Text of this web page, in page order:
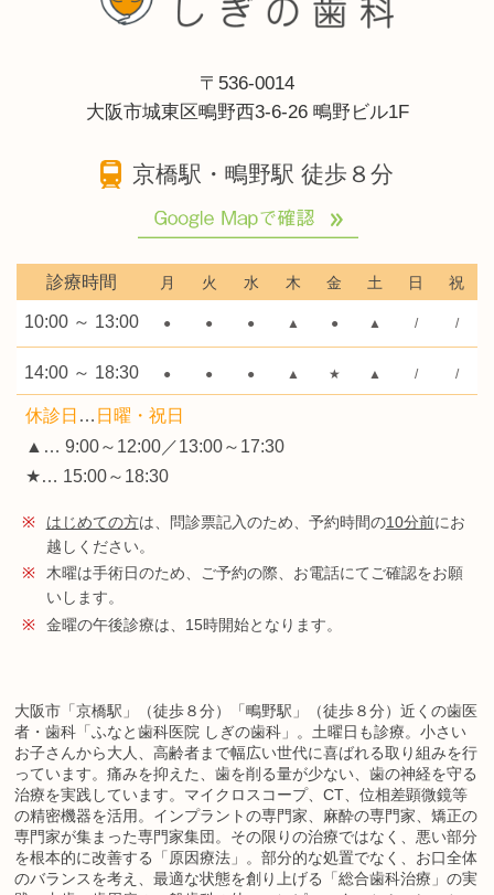
〒536-0014
大阪市城東区鴫野西3-6-26 鴫野ビル1F
京橋駅・鴫野駅 徒歩８分
診療時間 月 火 水 木 金 土 日 祝
10:00 ～ 13:00 ● ● ● ▲ ● ▲ / /
14:00 ～ 18:30 ● ● ● ▲ ★ ▲ / /
休診日 … 日曜・祝日
▲… 9:00～12:00／13:00～17:30
★… 15:00～18:30
※ はじめての方は、問診票記入のため、予約時間の10分前にお
越しください。
※
木曜は手術日のため、ご予約の際、お電話にてご確認をお願
いします。
※
金曜の午後診療は、15時開始となります。
大阪市「京橋駅」（徒歩８分）「鴫野駅」（徒歩８分）近くの歯医
者・歯科「ふなと歯科医院 しぎの歯科」。土曜日も診療。小さい
お子さんから大人、高齢者まで幅広い世代に喜ばれる取り組みを行
っています。痛みを抑えた、歯を削る量が少ない、歯の神経を守る
治療を実践しています。マイクロスコープ、CT、位相差顕微鏡等
の精密機器を活用。インプラントの専門家、麻酔の専門家、矯正の
専門家が集まった専門家集団。その限りの治療ではなく、悪い部分
を根本的に改善する「原因療法」。部分的な処置でなく、お口全体
のバランスを考え、最適な状態を創り上げる「総合歯科治療」の実